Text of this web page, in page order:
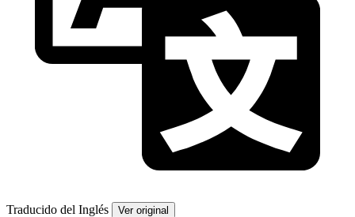
Traducido del Inglés Ver original